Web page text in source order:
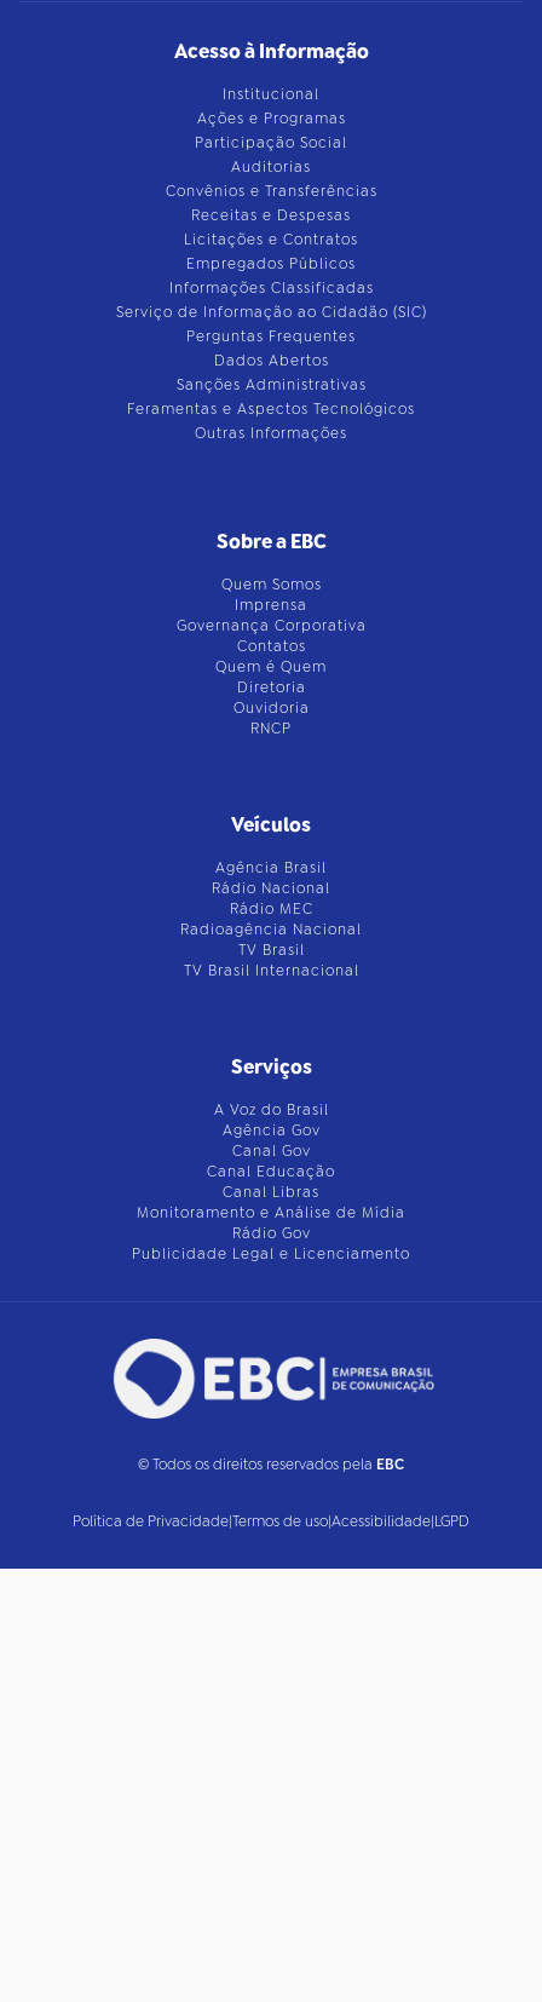
Acesso à Informação
Institucional
Ações e Programas
Participação Social
Auditorias
Convênios e Transferências
Receitas e Despesas
Licitações e Contratos
Empregados Públicos
Informações Classificadas
Serviço de Informação ao Cidadão (SIC)
Perguntas Frequentes
Dados Abertos
Sanções Administrativas
Feramentas e Aspectos Tecnológicos
Outras Informações
Sobre a EBC
Quem Somos
Imprensa
Governança Corporativa
Contatos
Quem é Quem
Diretoria
Ouvidoria
RNCP
Veículos
Agência Brasil
Rádio Nacional
Rádio MEC
Radioagência Nacional
TV Brasil
TV Brasil Internacional
Serviços
A Voz do Brasil
Agência Gov
Canal Gov
Canal Educação
Canal Libras
Monitoramento e Análise de Mídia
Rádio Gov
Publicidade Legal e Licenciamento
© Todos os direitos reservados pela EBC
Política de Privacidade|Termos de uso|Acessibilidade|LGPD